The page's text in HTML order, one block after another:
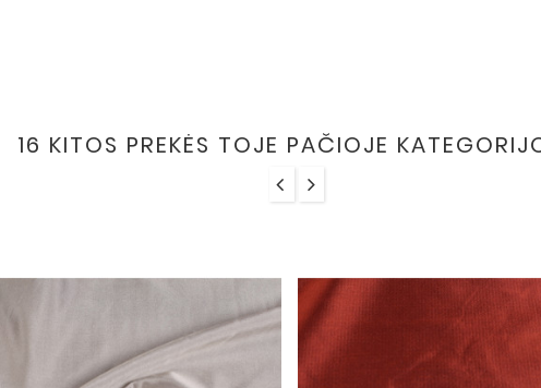
16 KITOS PREKĖS TOJE PAČIOJE